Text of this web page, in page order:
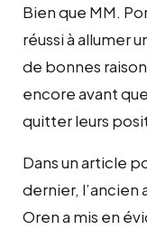
Bien que MM.
réussi à allumer
de bonnes
encore avant
quitter leurs
Dans un article
dernier, l’ancien
Oren a mis en